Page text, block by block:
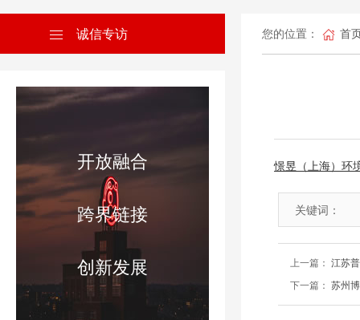
诚信专访
开放融合
跨界链接
创新发展
您的位置： 首
憬昱（上海）环
关键词：
上一篇： 江苏
下一篇： 苏州